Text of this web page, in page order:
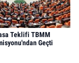
Teklifi TBMM
Geçti